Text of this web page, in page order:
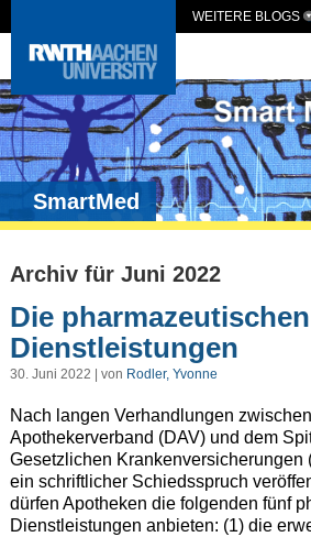
WEITERE BLOGS
SmartMed
Archiv für Juni 2022
Die pharmazeutischen
Dienstleistungen
30. Juni 2022 | von Rodler, Yvonne
Nach langen Verhandlungen
Apothekerverband (DAV) und dem
Gesetzlichen Krankenversicherungen
ein schriftlicher Schiedsspruch
dürfen Apotheken die folgenden fünf
Dienstleistungen anbieten: (1) die